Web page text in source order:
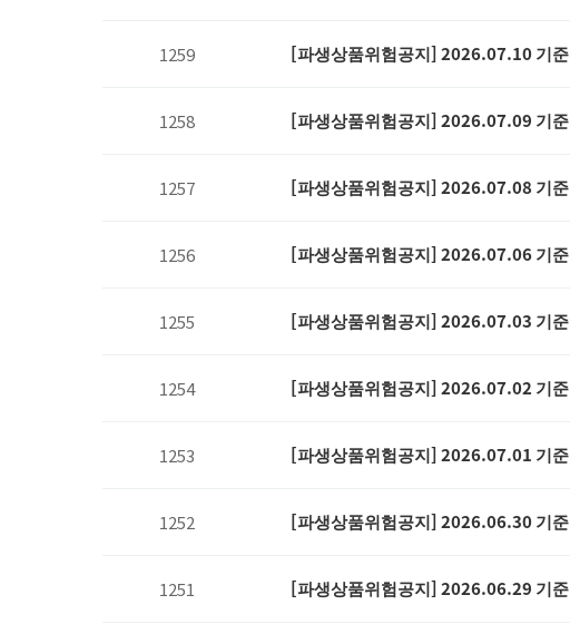
1259 [파생상품위험공지] 2026.07.10 기준
1258 [파생상품위험공지] 2026.07.09 기준
1257 [파생상품위험공지] 2026.07.08 기준
1256 [파생상품위험공지] 2026.07.06 기준
1255 [파생상품위험공지] 2026.07.03 기준
1254 [파생상품위험공지] 2026.07.02 기준
1253 [파생상품위험공지] 2026.07.01 기준
1252 [파생상품위험공지] 2026.06.30 기준
1251 [파생상품위험공지] 2026.06.29 기준